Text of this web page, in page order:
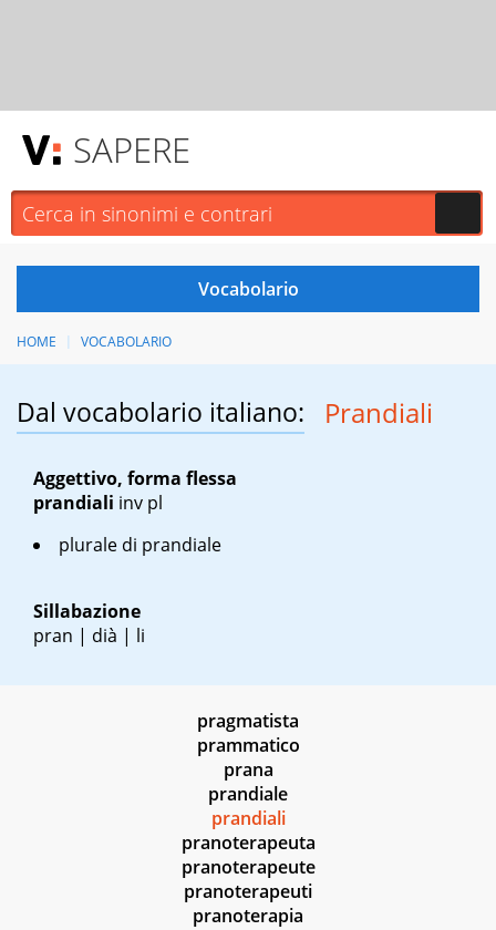
SAPERE
HOME VOCABOLARIO
Dal vocabolario italiano: Prandiali
Aggettivo, forma flessa
prandiali inv pl
plurale di prandiale
Sillabazione
pran | dià | li
pragmatista
prammatico
prana
prandiale
prandiali
pranoterapeuta
pranoterapeute
pranoterapeuti
pranoterapia